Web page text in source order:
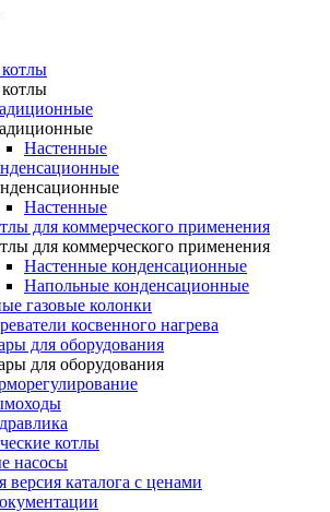
Настенные
Настенные
для коммерческого применения
для коммерческого применения
Настенные конденсационные
Напольные конденсационные
газовые колонки
косвенного нагрева
для оборудования
для оборудования
котлы
насосы
версия каталога с ценами